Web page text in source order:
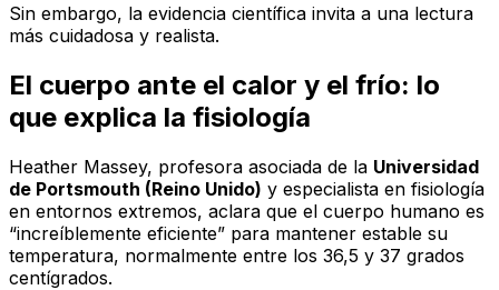
Sin embargo, la evidencia científica invita a una lectura
más cuidadosa y realista.
El cuerpo ante el calor y el frío: lo
que explica la fisiología
Heather Massey, profesora asociada de la Universidad
de Portsmouth (Reino Unido) y especialista en fisiología
en entornos extremos, aclara que el cuerpo humano es
“increíblemente eficiente” para mantener estable su
temperatura, normalmente entre los 36,5 y 37 grados
centígrados.